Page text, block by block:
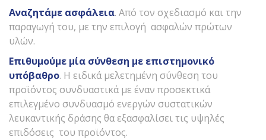
Αναζητάμε ασφάλεια. Από τον σχεδιασμό και την
παραγωγή του, με την επιλογή ασφαλών πρώτων
υλών.
Επιθυμούμε μία σύνθεση με επιστημονικό
υπόβαθρο. Η ειδικά μελετημένη σύνθεση του
προϊόντος συνδυαστικά με έναν προσεκτικά
επιλεγμένο συνδυασμό ενεργών συστατικών
λευκαντικής δράσης θα εξασφαλίσει τις υψηλές
επιδόσεις του προϊόντος.